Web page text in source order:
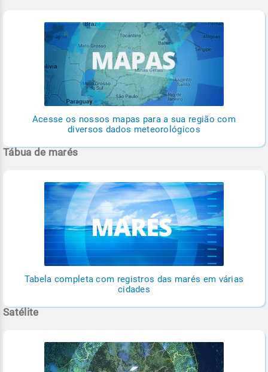
Acesse os nossos mapas para a sua região com
diversos dados meteorológicos
Tábua de marés
Tabela completa com registros das marés em várias
cidades
Satélite